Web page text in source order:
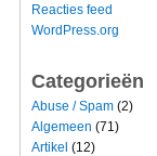
Reacties feed
WordPress.org
Categorieën
Abuse / Spam (2)
Algemeen (71)
Artikel (12)